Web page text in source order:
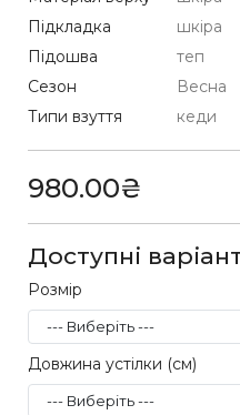
Підкладка
шкіра
Підошва
теп
Сезон
Весна
Типи взуття
кеди
980.00₴
Доступні
Розмір
Довжина устілки (см)